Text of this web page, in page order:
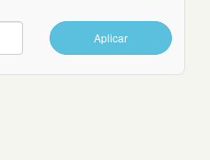
Aplicar